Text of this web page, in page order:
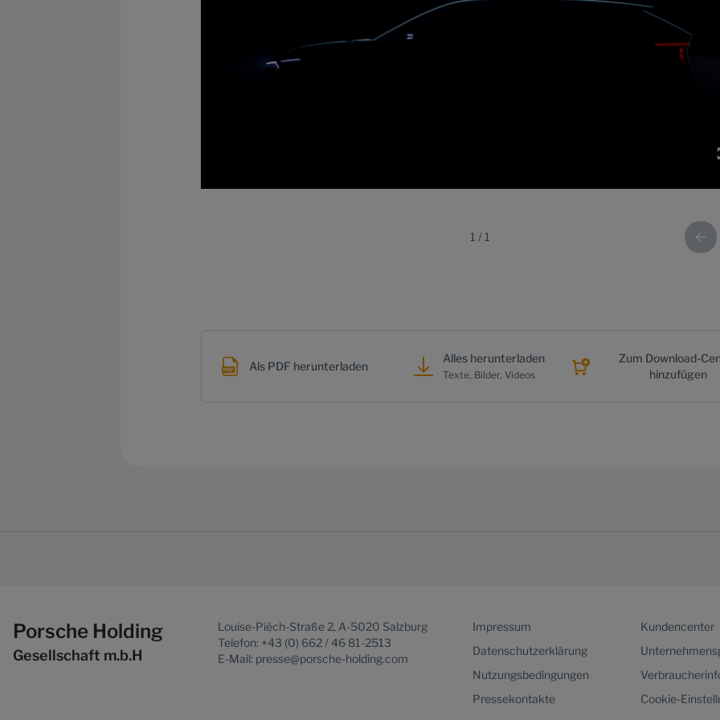
1 / 1
Als PDF herunterladen
Alles herunterladen
Texte, Bilder, Videos
Zum Download-
hinzufügen
Porsche Holding
Gesellschaft m.b.H
Louise-Piëch-Straße 2, A-5020 Salzburg
Telefon: +43 (0) 662 / 46 81-2513
E-Mail: presse@porsche-holding.com
Impressum
Datenschutzerklärung
Nutzungsbedingungen
Pressekontakte
Kundencenter
Cookie-